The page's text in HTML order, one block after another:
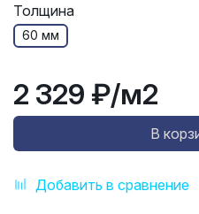
Добавить в сравнение
Толщина
60 мм
2 329 ₽/м2
В